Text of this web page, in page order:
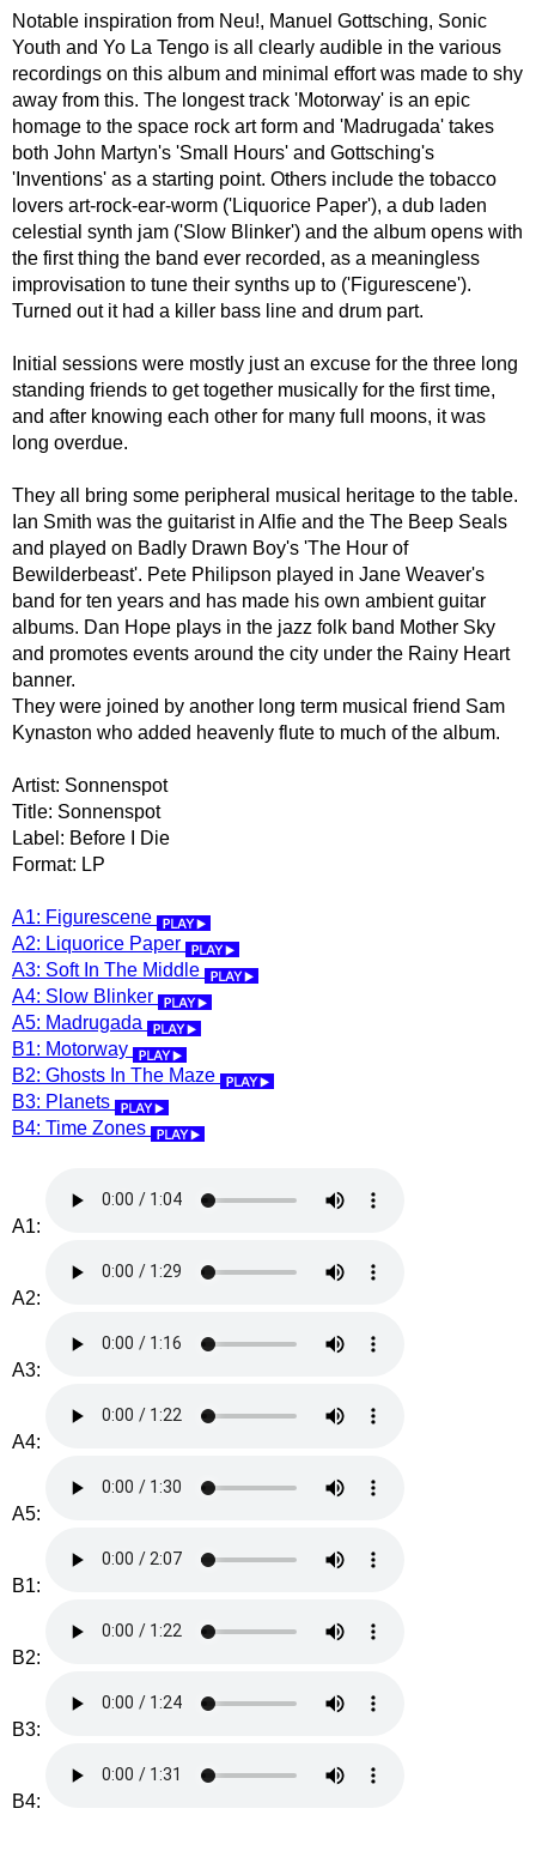
Notable inspiration from Neu!, Manuel Gottsching, Sonic
Youth and Yo La Tengo is all clearly audible in the various
recordings on this album and minimal effort was made to shy
away from this. The longest track 'Motorway' is an epic
homage to the space rock art form and 'Madrugada' takes
both John Martyn's 'Small Hours' and Gottsching's
'Inventions' as a starting point. Others include the tobacco
lovers art-rock-ear-worm ('Liquorice Paper'), a dub laden
celestial synth jam ('Slow Blinker') and the album opens with
the first thing the band ever recorded, as a meaningless
improvisation to tune their synths up to ('Figurescene').
Turned out it had a killer bass line and drum part.
Initial sessions were mostly just an excuse for the three long
standing friends to get together musically for the first time,
and after knowing each other for many full moons, it was
long overdue.
They all bring some peripheral musical heritage to the table.
Ian Smith was the guitarist in Alfie and the The Beep Seals
and played on Badly Drawn Boy's 'The Hour of
Bewilderbeast'. Pete Philipson played in Jane Weaver's
band for ten years and has made his own ambient guitar
albums. Dan Hope plays in the jazz folk band Mother Sky
and promotes events around the city under the Rainy Heart
banner.
They were joined by another long term musical friend Sam
Kynaston who added heavenly flute to much of the album.
Artist: Sonnenspot
Title: Sonnenspot
Label: Before I Die
Format: LP
A1: Figurescene
A2: Liquorice Paper
A3: Soft In The Middle
A4: Slow Blinker
A5: Madrugada
B1: Motorway
B2: Ghosts In The Maze
B3: Planets
B4: Time Zones
A1:
A2:
A3:
A4:
A5:
B1:
B2:
B3:
B4: